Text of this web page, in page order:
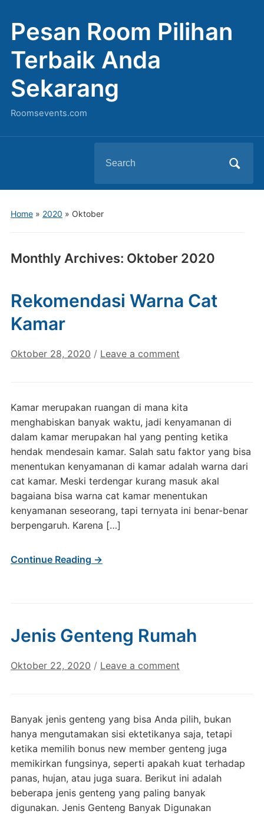
Pesan Room Pilihan
Terbaik Anda
Sekarang
Roomsevents.com
for:
Home» 2020 » Oktober
Monthly Archives: Oktober 2020
Rekomendasi Warna Cat
Kamar
Oktober 28, 2020 / Leave a comment
Kamar merupakan ruangan di mana kita
menghabiskan banyak waktu, jadi kenyamanan di
dalam kamar merupakan hal yang penting ketika
hendak mendesain kamar. Salah satu faktor yang bisa
menentukan kenyamanan di kamar adalah warna dari
cat kamar. Meski terdengar kurang masuk akal
bagaiana bisa warna cat kamar menentukan
kenyamanan seseorang, tapi ternyata ini benar-benar
berpengaruh. Karena […]
Continue Reading →
Jenis Genteng Rumah
Oktober 22, 2020 / Leave a comment
Banyak jenis genteng yang bisa Anda pilih, bukan
hanya mengutamakan sisi ektetikanya saja, tetapi
ketika memilih bonus new member genteng juga
memikirkan fungsinya, seperti apakah kuat terhadap
panas, hujan, atau juga suara. Berikut ini adalah
beberapa jenis genteng yang paling banyak
digunakan. Jenis Genteng Banyak Digunakan